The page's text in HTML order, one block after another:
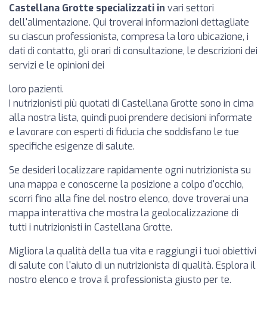
Castellana Grotte specializzati in vari settori
dell'alimentazione. Qui troverai informazioni dettagliate
su ciascun professionista, compresa la loro ubicazione, i
dati di contatto, gli orari di consultazione, le descrizioni dei
servizi e le opinioni dei
loro pazienti.
I nutrizionisti più quotati di Castellana Grotte sono in cima
alla nostra lista, quindi puoi prendere decisioni informate
e lavorare con esperti di fiducia che soddisfano le tue
specifiche esigenze di salute.
Se desideri localizzare rapidamente ogni nutrizionista su
una mappa e conoscerne la posizione a colpo d'occhio,
scorri fino alla fine del nostro elenco, dove troverai una
mappa interattiva che mostra la geolocalizzazione di
tutti i nutrizionisti in Castellana Grotte.
Migliora la qualità della tua vita e raggiungi i tuoi obiettivi
di salute con l'aiuto di un nutrizionista di qualità. Esplora il
nostro elenco e trova il professionista giusto per te.